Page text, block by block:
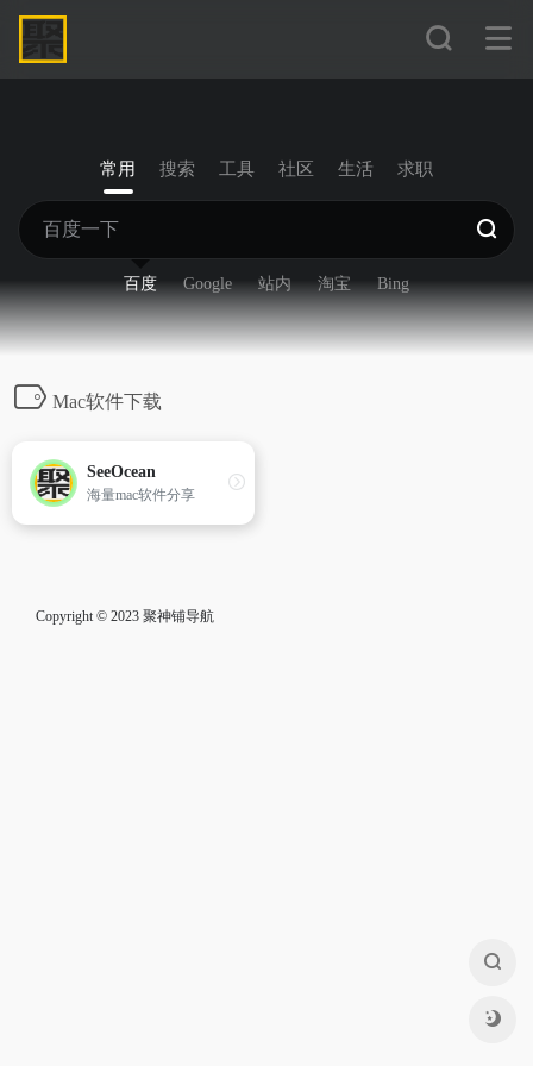
常用 搜索 工具 社区 生活 求职
百度 Google 站内 淘宝 Bing
Mac软件下载
SeeOcean
海量mac软件分享
Copyright © 2023 聚神铺导航